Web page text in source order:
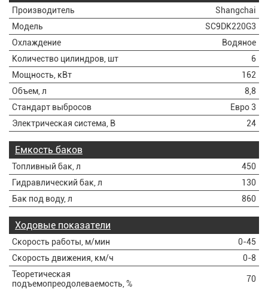
Производитель
Shangchai
Модель
SC9DK220G3
Охлаждение
Водяное
Количество цилиндров, шт
6
Мощность, кВт
162
Объем, л
8,8
Стандарт выбросов
Евро 3
Электрическая система, В
24
Емкость баков
Топливный бак, л
450
Гидравлический бак, л
130
Бак под воду, л
860
Ходовые показатели
Скорость работы, м/мин
0-45
Скорость движения, км/ч
0-8
Теоретическая
подъемопреодолеваемость, %
70